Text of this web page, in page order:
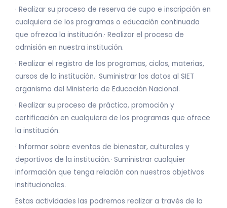
· Realizar su proceso de reserva de cupo e inscripción en
cualquiera de los programas o educación continuada
que ofrezca la institución.· Realizar el proceso de
admisión en nuestra institución.
· Realizar el registro de los programas, ciclos, materias,
cursos de la institución.· Suministrar los datos al SIET
organismo del Ministerio de Educación Nacional.
· Realizar su proceso de práctica, promoción y
certificación en cualquiera de los programas que ofrece
la institución.
· Informar sobre eventos de bienestar, culturales y
deportivos de la institución.· Suministrar cualquier
información que tenga relación con nuestros objetivos
institucionales.
Estas actividades las podremos realizar a través de la